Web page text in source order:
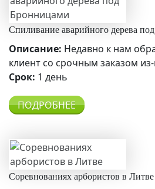
Спиливание аварийного дерева
Описание: Недавно к нам
клиент со срочным заказом
Срок: 1 день
ПОДРОБНЕЕ
Соревнованиях арбористов в Литве